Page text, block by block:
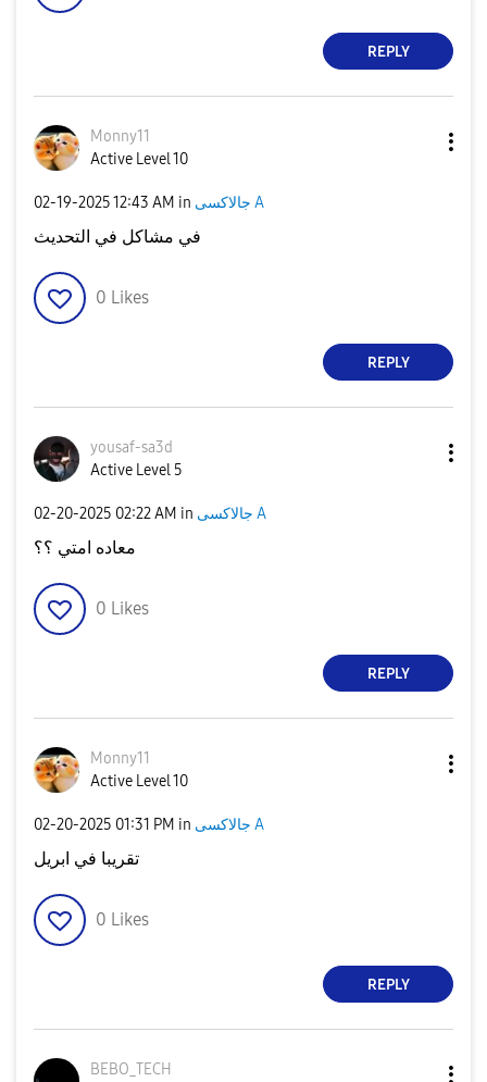
REPLY
Monny11
Active Level 10
‎02-19-202512:43 AM in جالاكسى A
في مشاكل في التحديث
0 Likes
REPLY
yousaf-sa3d
Active Level 5
‎02-20-2025 02:22 AM in جالاكسى A
معاده امتي ؟؟
0 Likes
REPLY
Monny11
Active Level 10
‎02-20-2025 01:31 PM in جالاكسى A
تقريبا في ابريل
0 Likes
REPLY
BEBO_TECH